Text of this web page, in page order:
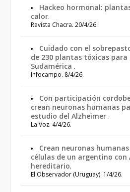
Hackeo hormonal:
calor.
Revista Chacra. 20/4/26.
Cuidado con el
de 230 plantas tóxicas para
Sudamérica .
Infocampo. 8/4/26.
Con participación
crean neuronas humanas
estudio del Alzheimer .
La Voz. 4/4/26.
Crean neuronas
células de un argentino con
hereditario.
El Observador (Uruguay). 1/4/26.